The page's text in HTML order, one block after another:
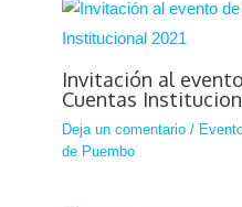
Invitación al
Cuentas
Deja un comentario /
de Puembo